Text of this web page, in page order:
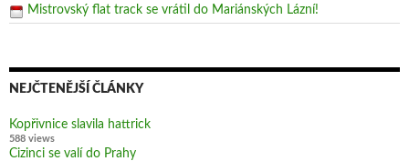
Mistrovský flat track se vrátil do Mariánských Lázní!
NEJČTENĚJŠÍ ČLÁNKY
Kopřivnice slavila hattrick
588 views
Cizinci se valí do Prahy